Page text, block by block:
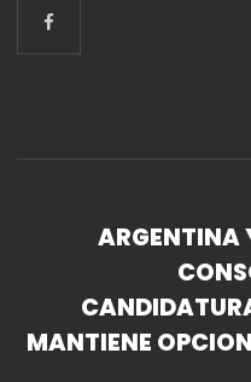
ARGENTINA
MANTIENE